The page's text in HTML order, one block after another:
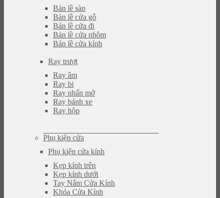
Bản lề sàn
Bản lề cửa gỗ
Bản lề cửa đi
Bản lề cửa nhôm
Bản lề cửa kính
Ray trượt
Ray âm
Ray bi
Ray nhấn mở
Ray bánh xe
Ray hộp
Phụ kiện cửa
Phụ kiện cửa kính
Kẹp kính trên
Kẹp kính dưới
Tay Nắm Cửa Kính
Khóa Cửa Kính